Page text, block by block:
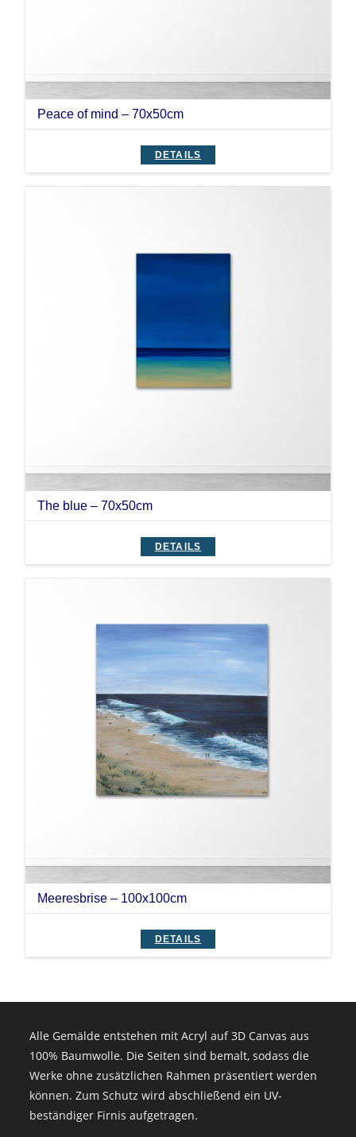
Peace of mind – 70x50cm
DETAILS
The blue – 70x50cm
DETAILS
Meeresbrise – 100x100cm
DETAILS
Alle Gemälde entstehen mit Acryl auf 3D Canvas aus
100% Baumwolle. Die Seiten sind bemalt, sodass die
Werke ohne zusätzlichen Rahmen präsentiert werden
können. Zum Schutz wird abschließend ein UV-
beständiger Firnis aufgetragen.